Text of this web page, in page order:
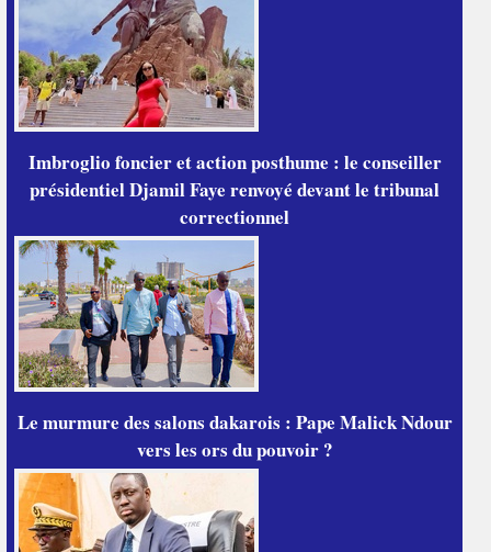
Imbroglio foncier et action posthume : le conseiller
présidentiel Djamil Faye renvoyé devant le tribunal
correctionnel
Le murmure des salons dakarois : Pape Malick Ndour
vers les ors du pouvoir ?